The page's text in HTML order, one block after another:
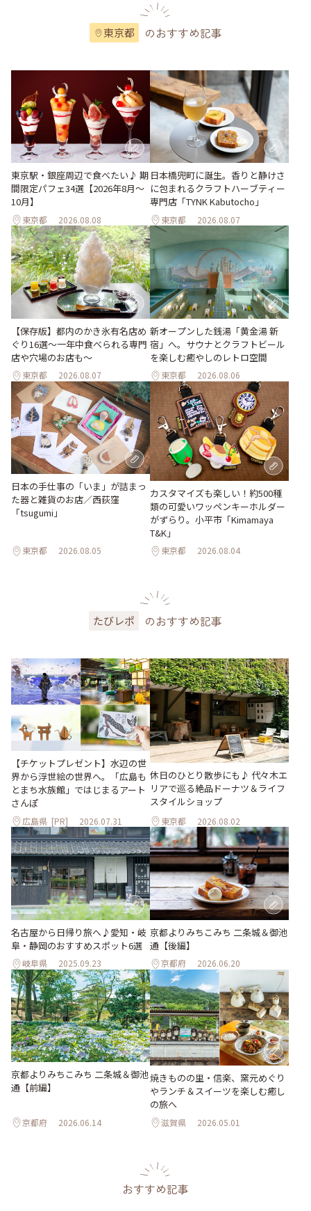
東京都 のおすすめ記事
東京駅・銀座周辺で食べたい♪ 期
間限定パフェ34選【2026年8月～
10月】
東京都 2026.08.08
日本橋兜町に誕生。香りと静けさ
に包まれるクラフトハーブティー
専門店「TYNK Kabutocho」
東京都 2026.08.07
【保存版】都内のかき氷有名店め
ぐり16選～一年中食べられる専門
店や穴場のお店も～
東京都 2026.08.07
新オープンした銭湯「黄金湯 新
宿」へ。サウナとクラフトビール
を楽しむ癒やしのレトロ空間
東京都 2026.08.06
日本の手仕事の「いま」が詰まっ
た器と雑貨のお店／西荻窪
「tsugumi」
東京都 2026.08.05
カスタマイズも楽しい！約500種
類の可愛いワッペンキーホルダー
がずらり。小平市「Kimamaya
T&K」
東京都 2026.08.04
たびレポ のおすすめ記事
【チケットプレゼント】水辺の世
界から浮世絵の世界へ。「広島も
とまち水族館」ではじまるアート
さんぽ
広島県 [PR] 2026.07.31
休日のひとり散歩にも♪ 代々木エ
リアで巡る絶品ドーナツ＆ライフ
スタイルショップ
東京都 2026.08.02
名古屋から日帰り旅へ♪愛知・岐
阜・静岡のおすすめスポット6選
岐阜県 2025.09.23
京都よりみちこみち 二条城＆御池
通【後編】
京都府 2026.06.20
京都よりみちこみち 二条城＆御池
通【前編】
京都府 2026.06.14
焼きものの里・信楽、窯元めぐり
やランチ＆スイーツを楽しむ癒し
の旅へ
滋賀県 2026.05.01
おすすめ記事